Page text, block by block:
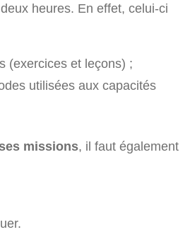
heures. En effet, celui-ci
(exercices et leçons) ;
utilisées aux capacités
missions, il faut également